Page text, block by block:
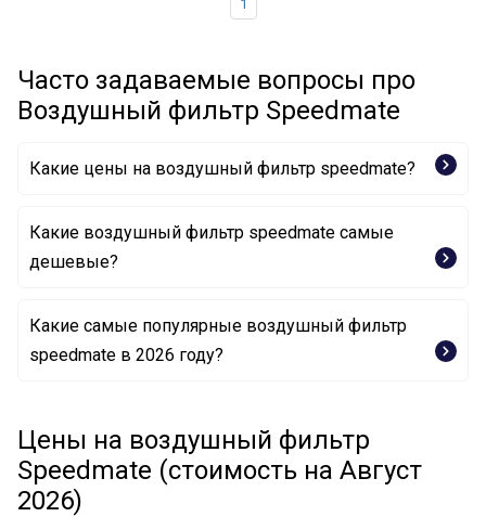
1
Часто задаваемые вопросы про
Воздушный фильтр Speedmate
Какие цены на воздушный фильтр speedmate?
Какие воздушный фильтр speedmate самые
дешевые?
Воздушный фильтр SM-AFJ228 SpeedMate
Какие самые популярные воздушный фильтр
speedmate в 2026 году?
Цены на воздушный фильтр
Speedmate (стоимость на Август
2026)